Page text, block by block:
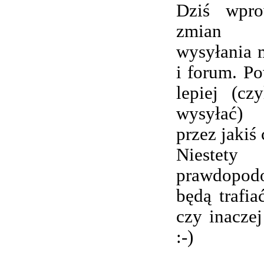
Dziś
zmian
wysyłania
i forum.
lepiej
przez jakiś
będą
czy
:-)